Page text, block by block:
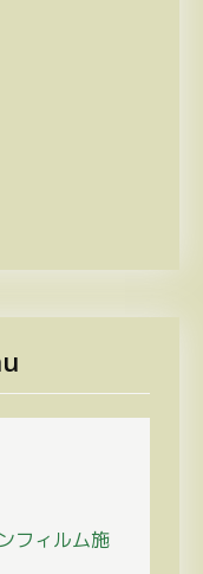
フィルム施